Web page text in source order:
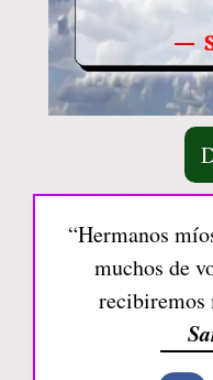
“Hermanos
muchos de
recibiremos